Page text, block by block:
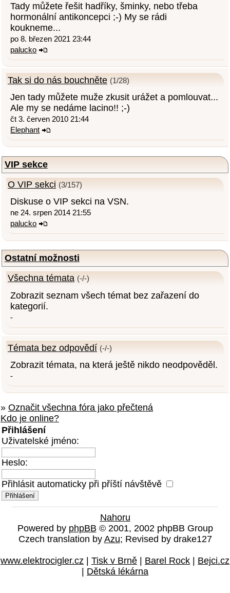
Tady můžete řešit hadříky, šminky, nebo třeba
hormonální antikoncepci ;-) My se rádi
koukneme...
po 8. březen 2021 23:44
palucko
Tak si do nás bouchněte (1/28)
Jen tady můžete muže zkusit urážet a pomlouvat...
Ale my se nedáme lacino!! ;-)
čt 3. červen 2010 21:44
Elephant
VIP sekce
O VIP sekci (3/157)
Diskuse o VIP sekci na VSN.
ne 24. srpen 2014 21:55
palucko
Ostatní možnosti
Všechna témata (-/-)
Zobrazit seznam všech témat bez zařazení do
kategorií.
-
Témata bez odpovědí (-/-)
Zobrazit témata, na která ještě nikdo neodpověděl.
-
» Označit všechna fóra jako přečtená
Kdo je online?
Přihlášení
Uživatelské jméno:
Heslo:
Přihlásit automaticky při příští návštěvě
Nahoru
Powered by phpBB © 2001, 2002 phpBB Group
Czech translation by Azu; Revised by drake127
www.elektrocigler.cz | Tisk v Brně | Barel Rock | Bejci.cz
| Dětská lékárna